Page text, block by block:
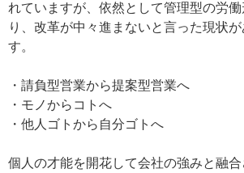
れていますが、依然として管理型の労
り、改革が中々進まないと言った現状
す。
・請負型営業から提案型営業へ
・モノからコトへ
・他人ゴトから自分ゴトへ
個人の才能を開花して会社の強みと融